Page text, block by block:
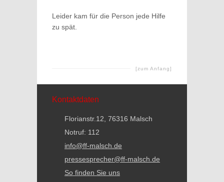
Leider kam für die Person jede Hilfe
zu spät.
[zum Anfang]
Kontaktdaten
Florianstr.12, 76316 Malsch
Notruf: 112
info@ff-malsch.de
pressesprecher@ff-malsch.de
So finden Sie uns